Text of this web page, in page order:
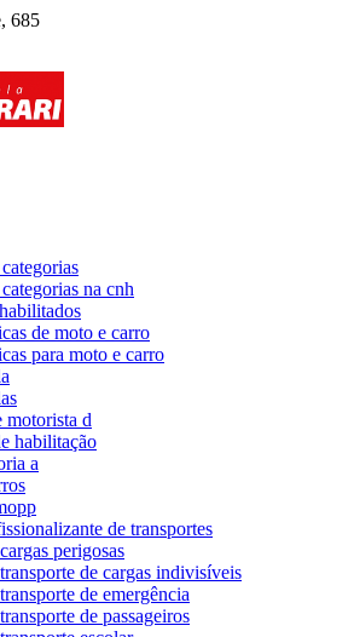
685
na cnh
de moto e carro
para moto e carro
motorista d
habilitação
a
de transportes
perigosas
de cargas indivisíveis
de emergência
de passageiros